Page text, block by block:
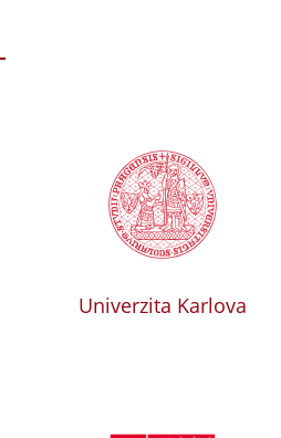
Univerzita Karlova